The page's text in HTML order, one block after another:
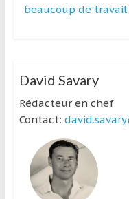
beaucoup de travail
David Savary
Rédacteur en chef
Contact: